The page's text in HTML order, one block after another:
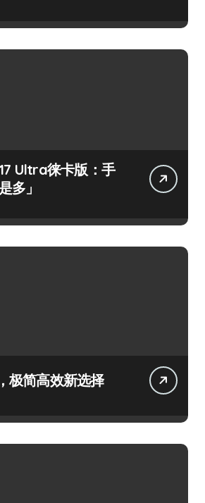
Ultra徕卡版：手
多」
极简高效新选择